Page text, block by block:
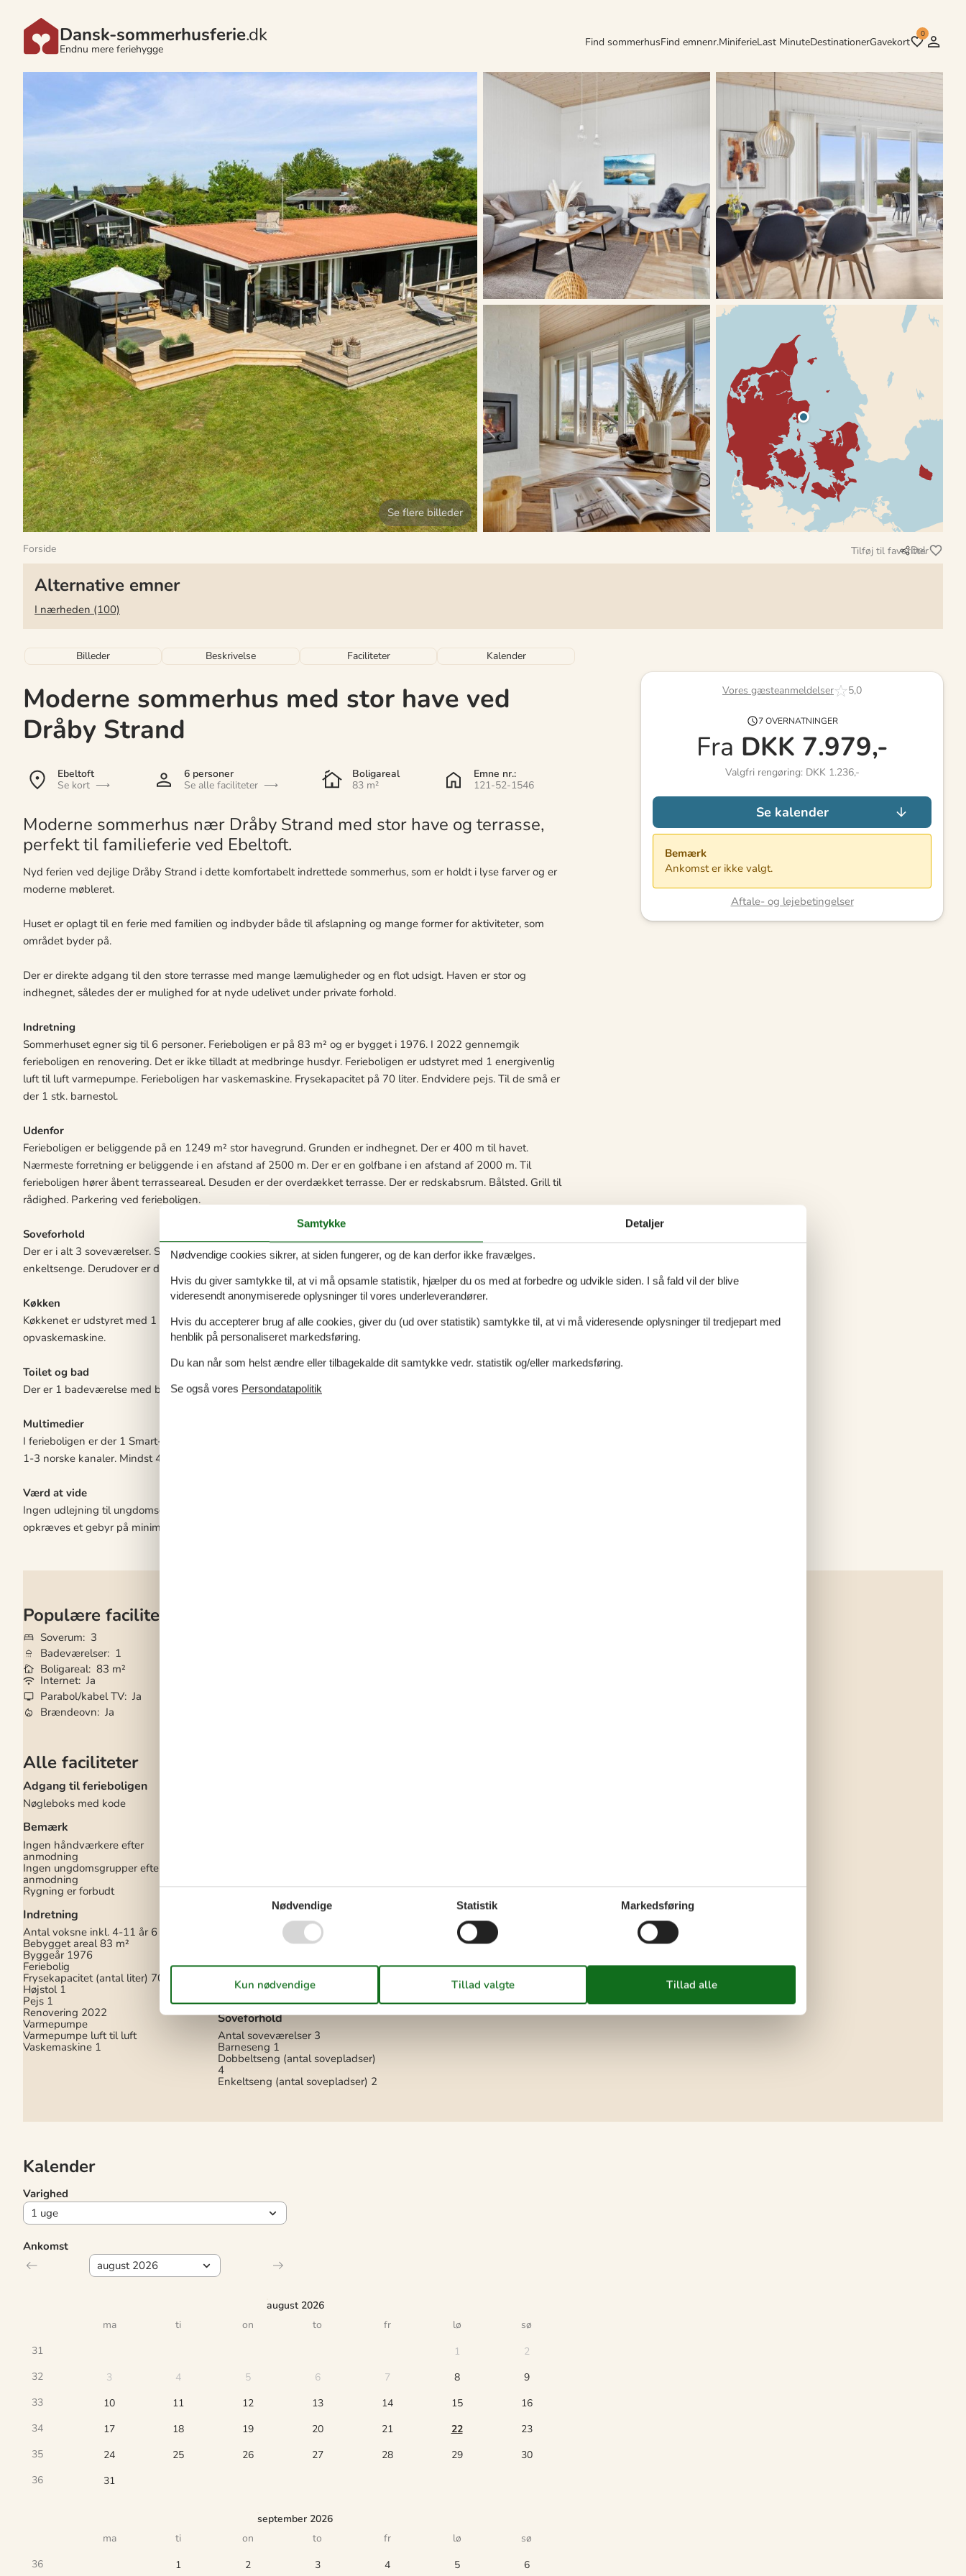
Dansk-sommerhusferie.dk
Endnu mere feriehygge
Find sommerhusFind emnenr.MiniferieLast MinuteDestinationerGavekort
0
Forside Tilføj til favoritter
Del
Alternative emner
I nærheden (100)
Billeder Beskrivelse Faciliteter Kalender
Moderne sommerhus med stor have ved
Dråby Strand
Ebeltoft
Se kort
6 personer
Se alle faciliteter
Boligareal
83 m²
Emne nr.:
121-52-1546
Moderne sommerhus nær Dråby Strand med stor have og terrasse,
perfekt til familieferie ved Ebeltoft.
Nyd ferien ved dejlige Dråby Strand i dette komfortabelt indrettede sommerhus, som er holdt i lyse farver og er
moderne møbleret.
Huset er oplagt til en ferie med familien og indbyder både til afslapning og mange former for aktiviteter, som
området byder på.
Der er direkte adgang til den store terrasse med mange læmuligheder og en flot udsigt. Haven er stor og
indhegnet, således der er mulighed for at nyde udelivet under private forhold.
Indretning
Sommerhuset egner sig til 6 personer. Ferieboligen er på 83 m² og er bygget i 1976. I 2022 gennemgik
ferieboligen en renovering. Det er ikke tilladt at medbringe husdyr. Ferieboligen er udstyret med 1 energivenlig
luft til luft varmepumpe. Ferieboligen har vaskemaskine. Frysekapacitet på 70 liter. Endvidere pejs. Til de små er
der 1 stk. barnestol.
Udenfor
Ferieboligen er beliggende på en 1249 m² stor havegrund. Grunden er indhegnet. Der er 400 m til havet.
Nærmeste forretning er beliggende i en afstand af 2500 m. Der er en golfbane i en afstand af 2000 m. Til
ferieboligen hører åbent terrasseareal. Desuden er der overdækket terrasse. Der er redskabsrum. Bålsted. Grill til
rådighed. Parkering ved ferieboligen.
Soveforhold
Der er i alt 3 soveværelser. Sovepladserne fordeler sig på: 4 sovepladser i dobbeltsenge. 2 sovepladser i
enkeltsenge. Derudover er der 1 stk. barneseng.
Køkken
Køkkenet er udstyret med 1 køleskab. Der er 4 keramiske kogeplader, varmluftovn, mikrobølgeovn samt
opvaskemaskine.
Toilet og bad
Der er 1 badeværelse med bruseniche og 1 toilet.. Der er gulvvarme på 1 badeværelse.
Multimedier
I ferieboligen er der 1 Smart-TV. Radio.1 Bluetooth-højtaler. Der er mindst 4 danske kanaler. 1-3 svenske kanaler.
1-3 norske kanaler. Mindst 4 tyske kanaler. 1-3 engelske kanaler. Der er trådløst internet til rådighed.
Værd at vide
Ingen udlejning til ungdomsgrupper, hvor alle er 15-25 år. Rygning ikke tilladt. Ved overtrædelse af forbuddet
opkræves et gebyr på minimum DKK 3.000,-.
Populære faciliteter
Soverum
3
Badeværelser 1
Boligareal 83 m²
Internet Ja
Parabol/kabel TV Ja
Brændeovn Ja
Alle faciliteter
Adgang til ferieboligen
Nøgleboks med kode
Bemærk
Ingen håndværkere efter
anmodning
Ingen ungdomsgrupper efter
anmodning
Rygning er forbudt
Indretning
Antal voksne inkl. 4-11 år 6
Bebygget areal 83 m²
Byggeår 1976
Feriebolig
Frysekapacitet (antal liter) 70
Højstol 1
Pejs 1
Renovering 2022
Varmepumpe
Varmepumpe luft til luft
Vaskemaskine 1
> 3 danske kanaler
> 3 tyske kanaler
1-3 engelske kanaler
1-3 norske kanaler
1-3 svenske kanaler
Radio
Smart-Tv 1
Trådløst internet
Soveforhold
Antal soveværelser 3
Barneseng 1
Dobbeltseng (antal sovepladser)
4
Enkeltseng (antal sovepladser) 2
Butik 2,5 km
Golfbane 2 km
400 m
Indhegnet plads
Parkeringsplads ved huset
Redskabsskur
Størrelse af grunden
Terrasse
Kalender
Ankomst
august 2026
ma
ti on to fr lø
sø
31
1
2
32
3 4 5 6 7 8
9
33
10 11 12 13 14 15
16
34
17 18 19 20 21 22
23
35
24 25 26 27 28 29
30
36
31
september 2026
ma
ti on to fr lø
sø
36
1 2 3 4 5 6
Varighed
Vores gæsteanmeldelser 5,0
7 OVERNATNINGER
Fra DKK 7.979,-
Valgfri rengøring: DKK 1.236,-
Se kalender
Bemærk
Ankomst er ikke valgt.
Aftale- og lejebetingelser
Samtykke Detaljer
Nødvendige cookies sikrer, at siden fungerer, og de kan derfor ikke fravælges.
Hvis du giver samtykke til, at vi må opsamle statistik, hjælper du os med at forbedre og udvikle siden. I så fald vil der blive
videresendt anonymiserede oplysninger til vores underleverandører.
Hvis du accepterer brug af alle cookies, giver du (ud over statistik) samtykke til, at vi må videresende oplysninger til tredjepart med
henblik på personaliseret markedsføring.
Du kan når som helst ændre eller tilbagekalde dit samtykke vedr. statistik og/eller markedsføring.
Se også vores Persondatapolitik
Nødvendige Statistik Markedsføring